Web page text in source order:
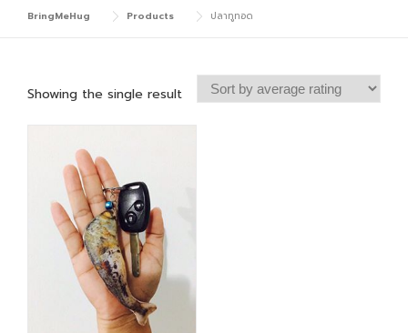
BringMeHug Products ปลาทูทอด
Showing the single result